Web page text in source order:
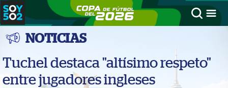
NOTICIAS
Tuchel destaca "altísimo respeto"
entre jugadores ingleses